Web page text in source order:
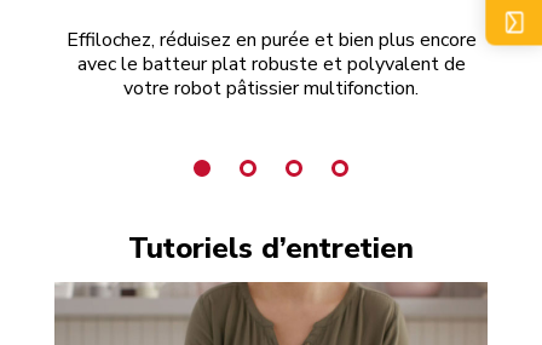
Effilochez, réduisez en purée et bien plus encore
avec le batteur plat robuste et polyvalent de
votre robot pâtissier multifonction.
Tutoriels d’entretien